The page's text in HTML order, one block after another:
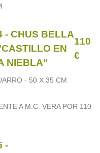
- CHUS BELLA
EN
NIEBLA"
110
€
- 50 X 35 CM
A M.C. VERA POR 110
-